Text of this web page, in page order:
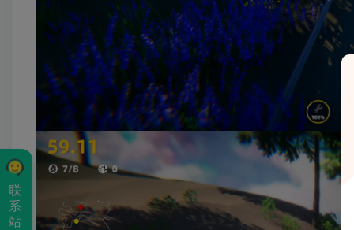
联
系
站